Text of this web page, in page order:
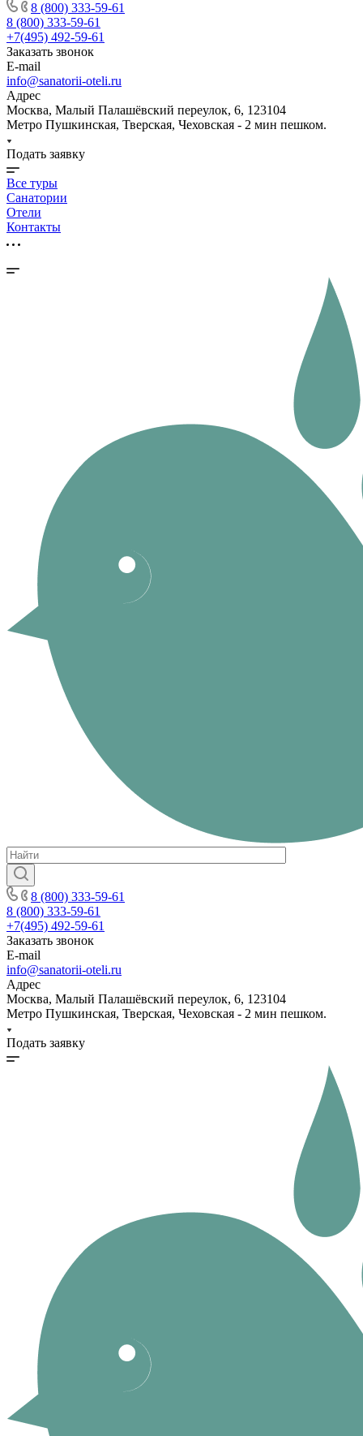
8 (800) 333-59-61
8 (800) 333-59-61
+7(495) 492-59-61
Заказать звонок
E-mail
info@sanatorii-oteli.ru
Адрес
Москва, Малый Палашёвский переулок, 6, 123104
Метро Пушкинская, Тверская, Чеховская - 2 мин пешком.
Подать заявку
Все туры
Санатории
Отели
Контакты
8 (800) 333-59-61
8 (800) 333-59-61
+7(495) 492-59-61
Заказать звонок
E-mail
info@sanatorii-oteli.ru
Адрес
Москва, Малый Палашёвский переулок, 6, 123104
Метро Пушкинская, Тверская, Чеховская - 2 мин пешком.
Подать заявку